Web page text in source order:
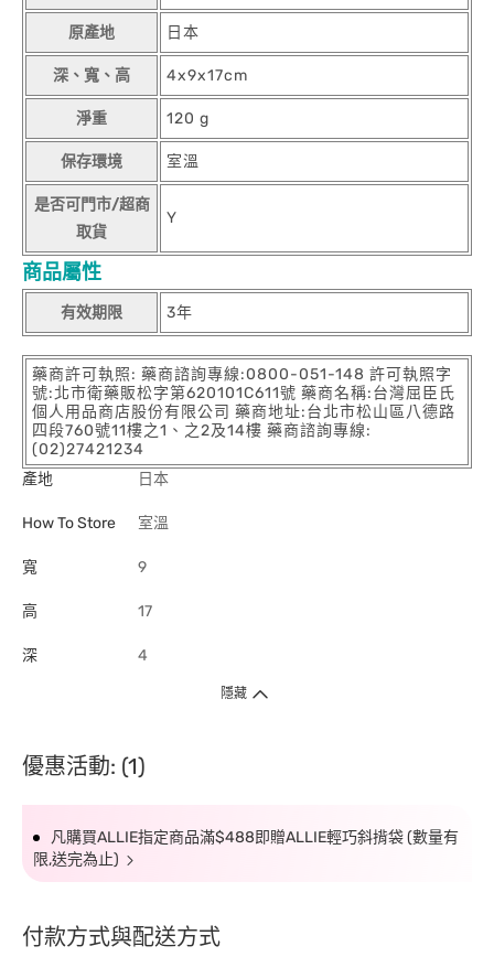
原產地 日本
深、寬、高 4x9x17cm
淨重 120 g
保存環境 室溫
是否可門市/超商
取貨
Y
商品屬性
有效期限 3年
藥商許可執照: 藥商諮詢專線:0800-051-148 許可執照字
號:北市衛藥販松字第620101C611號 藥商名稱:台灣屈臣氏
個人用品商店股份有限公司 藥商地址:台北市松山區八德路
四段760號11樓之1、之2及14樓 藥商諮詢專線:
(02)27421234
產地
日本
How To Store 室溫
寬 9
高 17
深 4
隱藏
優惠活動: (1)
凡購買ALLIE指定商品滿$488即贈ALLIE輕巧斜揹袋 (數量有
限,送完為止)
付款方式與配送方式